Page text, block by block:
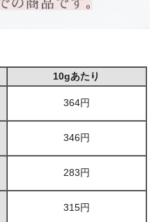
10gあたり
364円
346円
283円
315円